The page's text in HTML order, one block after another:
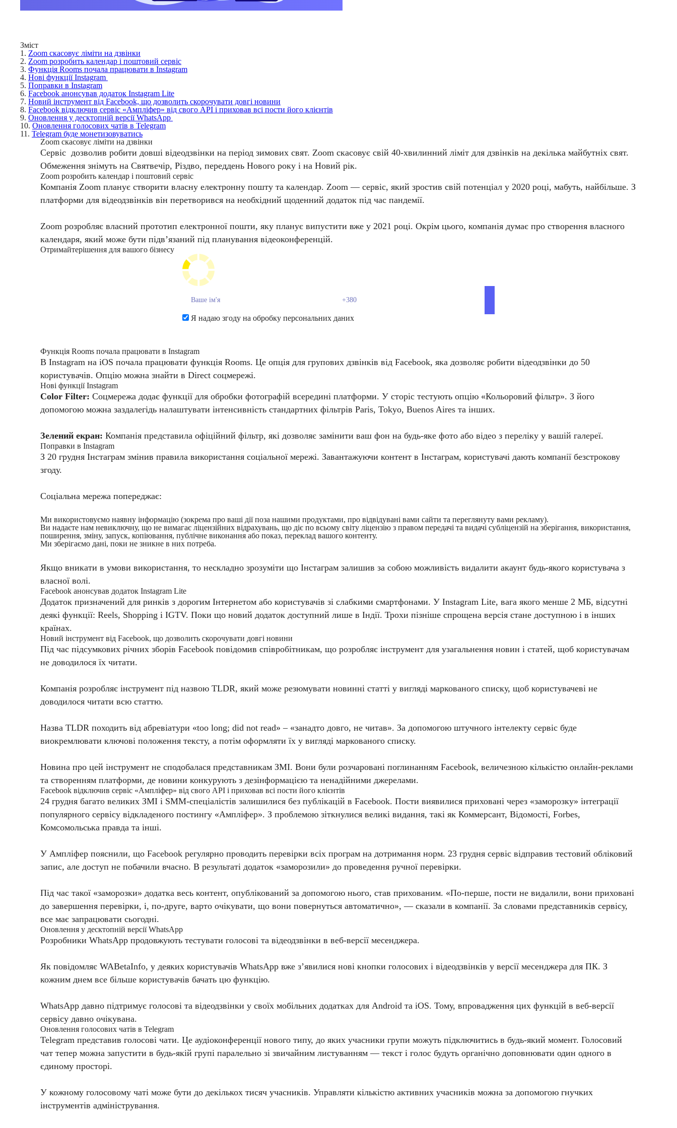
Зміст
1. ​​Zoom скасовує ліміти на дзвінки
2. ​​Zoom розробить календар і поштовий сервіс
3. ​​Функція Rooms почала працювати в Instagram
4. ​​Нові функції Instagram
5. Поправки в Instagram
6. Facebook анонсував додаток Instagram Lite
7. Новий інструмент від Facebook, що дозволить скорочувати довгі новини
8. Facebook відключив сервіс «Ампліфер» від свого API і приховав всі пости його клієнтів
9. Оновлення у десктопній версії WhatsApp
10. ​​Оновлення голосових чатів в Telegram
11. ​​Telegram буде монетизовуватись
​​Zoom скасовує ліміти на дзвінки
Сервіс дозволив робити довші відеодзвінки на період зимових свят. Zoom скасовує свій 40-хвилинний ліміт для дзвінків на декілька майбутніх свят.
Обмеження знімуть на Святвечір, Різдво, переддень Нового року і на Новий рік.
​​Zoom розробить календар і поштовий сервіс
Компанія Zoom планує створити власну електронну пошту та календар. Zoom — сервіс, який зростив свій потенціал у 2020 році, мабуть, найбільше. З
платформи для відеодзвінків він перетворився на необхідний щоденний додаток під час пандемії.
Zoom розробляє власний прототип електронної пошти, яку планує випустити вже у 2021 році. Окрім цього, компанія думає про створення власного
календаря, який може бути підв’язаний під планування відеоконференцій.
Отримайтерішення для вашого бізнесу
Я надаю згоду на обробку персональних даних
​​Функція Rooms почала працювати в Instagram
В Instagram на iOS почала працювати функція Rooms. Це опція для групових дзвінків від Facebook, яка дозволяє робити відеодзвінки до 50
користувачів. Опцію можна знайти в Direct соцмережі.
​​Нові функції Instagram
Color Filter: Соцмережа додає функції для обробки фотографій всередині платформи. У сторіс тестують опцію «Кольоровий фільтр». З його
допомогою можна заздалегідь налаштувати інтенсивність стандартних фільтрів Paris, Tokyo, Buenos Aires та інших.
Зелений екран: Компанія представила офіційний фільтр, які дозволяє замінити ваш фон на будь-яке фото або відео з переліку у вашій галереї.
Поправки в Instagram
З 20 грудня Інстаграм змінив правила використання соціальної мережі. Завантажуючи контент в Інстаграм, користувачі дають компанії безстрокову
згоду.
Соціальна мережа попереджає:
Ми використовуємо наявну інформацію (зокрема про ваші дії поза нашими продуктами, про відвідувані вами сайти та переглянуту вами рекламу).
Ви надаєте нам невиключну, що не вимагає ліцензійних відрахувань, що діє по всьому світу ліцензію з правом передачі та видачі субліцензій на зберігання, використання,
поширення, зміну, запуск, копіювання, публічне виконання або показ, переклад вашого контенту.
Ми зберігаємо дані, поки не зникне в них потреба.
Якщо вникати в умови використання, то нескладно зрозуміти що Інстаграм залишив за собою можливість видалити акаунт будь-якого користувача з
власної волі.
Facebook анонсував додаток Instagram Lite
Додаток призначений для ринків з дорогим Інтернетом або користувачів зі слабкими смартфонами. У Instagram Lite, вага якого менше 2 МБ, відсутні
деякі функції: Reels, Shopping і IGTV. Поки що новий додаток доступний лише в Індії. Трохи пізніше спрощена версія стане доступною і в інших
країнах.
Новий інструмент від Facebook, що дозволить скорочувати довгі новини
Під час підсумкових річних зборів Facebook повідомив співробітникам, що розробляє інструмент для узагальнення новин і статей, щоб користувачам
не доводилося їх читати.
Компанія розробляє інструмент під назвою TLDR, який може резюмувати новинні статті у вигляді маркованого списку, щоб користувачеві не
доводилося читати всю статтю.
Назва TLDR походить від абревіатури «too long; did not read» – «занадто довго, не читав». За допомогою штучного інтелекту сервіс буде
виокремлювати ключові положення тексту, а потім оформляти їх у вигляді маркованого списку.
Новина про цей інструмент не сподобалася представникам ЗМІ. Вони були розчаровані поглинанням Facebook, величезною кількістю онлайн-реклами
та створенням платформи, де новини конкурують з дезінформацією та ненадійними джерелами.
Facebook відключив сервіс «Ампліфер» від свого API і приховав всі пости його клієнтів
24 грудня багато великих ЗМІ і SMM-спеціалістів залишилися без публікацій в Facebook. Пости виявилися приховані через «заморозку» інтеграції
популярного сервісу відкладеного постингу «Ампліфер». З проблемою зіткнулися великі видання, такі як Коммерсант, Відомості, Forbes,
Комсомольська правда та інші.
У Ампліфер пояснили, що Facebook регулярно проводить перевірки всіх програм на дотримання норм. 23 грудня сервіс відправив тестовий обліковий
запис, але доступ не побачили вчасно. В результаті додаток «заморозили» до проведення ручної перевірки.
Під час такої «заморозки» додатка весь контент, опублікований за допомогою нього, став прихованим. «По-перше, пости не видалили, вони приховані
до завершення перевірки, і, по-друге, варто очікувати, що вони повернуться автоматично», — сказали в компанії. За словами представників сервісу,
все має запрацювати сьогодні.
Оновлення у десктопній версії WhatsApp
Розробники WhatsApp продовжують тестувати голосові та відеодзвінки в веб-версії месенджера.
Як повідомляє WABetaInfo, у деяких користувачів WhatsApp вже з’явилися нові кнопки голосових і відеодзвінків у версії месенджера для ПК. З
кожним днем ​​все більше користувачів бачать цю функцію.
WhatsApp давно підтримує голосові та відеодзвінки у своїх мобільних додатках для Android та iOS. Тому, впровадження цих функцій в веб-версії
сервісу давно очікувана.
​​Оновлення голосових чатів в Telegram
Telegram представив голосові чати. Це аудіоконференції нового типу, до яких учасники групи можуть підключитись в будь-який момент. Голосовий
чат тепер можна запустити в будь-якій групі паралельно зі звичайним листуванням — текст і голос будуть органічно доповнювати один одного в
єдиному просторі.
У кожному голосовому чаті може бути до декількох тисяч учасників. Управляти кількістю активних учасників можна за допомогою гнучких
інструментів адміністрування.